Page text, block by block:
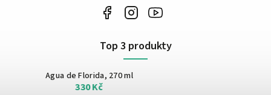
Top 3 produkty
Agua de Florida, 270 ml
330 Kč